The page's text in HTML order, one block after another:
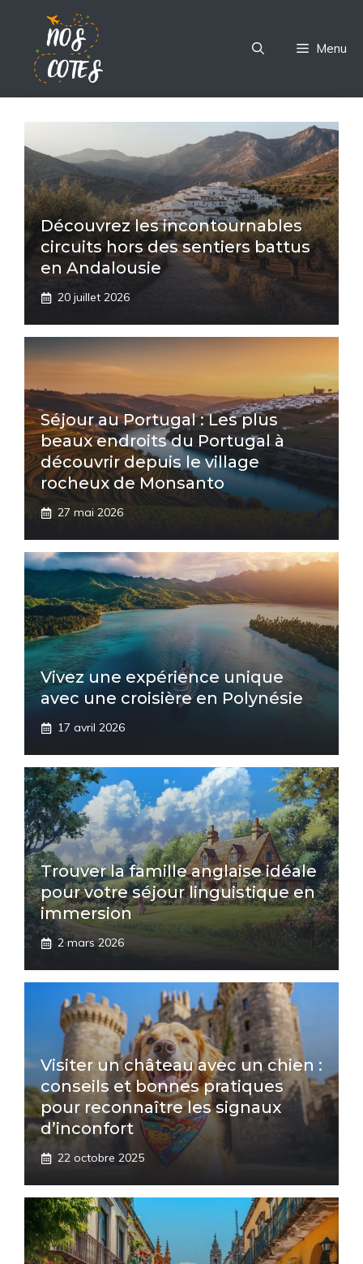
contenu
Menu
Découvrez les incontournables
circuits hors des sentiers battus
en Andalousie
20 juillet 2026
Séjour au Portugal : Les plus
beaux endroits du Portugal à
découvrir depuis le village
rocheux de Monsanto
27 mai 2026
Vivez une expérience unique
avec une croisière en Polynésie
17 avril 2026
Trouver la famille anglaise idéale
pour votre séjour linguistique en
immersion
2 mars 2026
Visiter un château avec un chien :
conseils et bonnes pratiques
pour reconnaître les signaux
d’inconfort
22 octobre 2025